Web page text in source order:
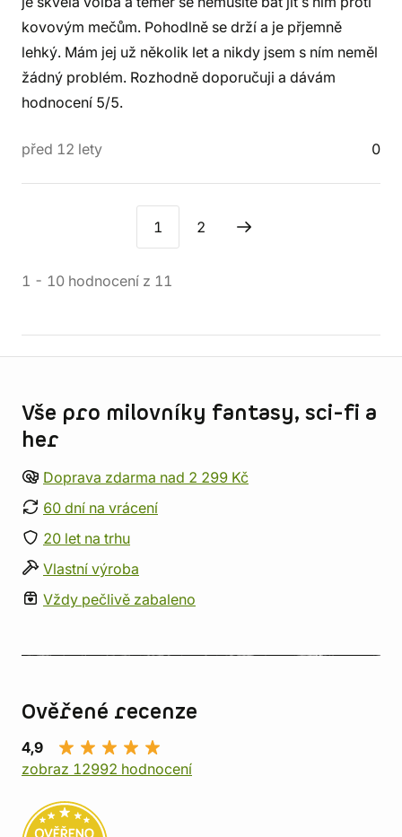
kovovým mečům. Pohodlně se drží a je přjemně
lehký. Mám jej už několik let a nikdy jsem s ním neměl
žádný problém. Rozhodně doporučuji a dávám
hodnocení 5/5.
před 12 lety 0
1 2
1 - 10 hodnocení z 11
Vše pro milovníky fantasy, sci-fi a
her
Doprava zdarma nad 2 299 Kč
60 dní na vrácení
20 let na trhu
Vlastní výroba
Vždy pečlivě zabaleno
Ověřené recenze
4,9
zobraz 12992 hodnocení